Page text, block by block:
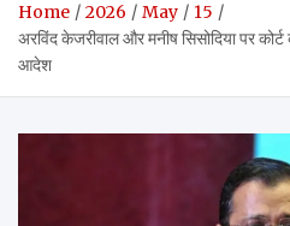
Home 2026 May
15
अरविंद केजरीवाल और मनीष सिसोदिया पर
आदेश